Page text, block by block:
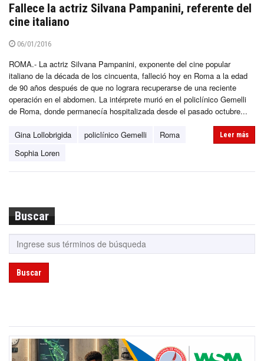
Fallece la actriz Silvana Pampanini, referente del
cine italiano
06/01/2016
ROMA.- La actriz Silvana Pampanini, exponente del cine popular
italiano de la década de los cincuenta, falleció hoy en Roma a la edad
de 90 años después de que no lograra recuperarse de una reciente
operación en el abdomen. La intérprete murió en el policlínico Gemelli
de Roma, donde permanecía hospitalizada desde el pasado octubre...
Gina Lollobrigida policlínico Gemelli
Roma
Sophia Loren
Leer más
Buscar
Buscar